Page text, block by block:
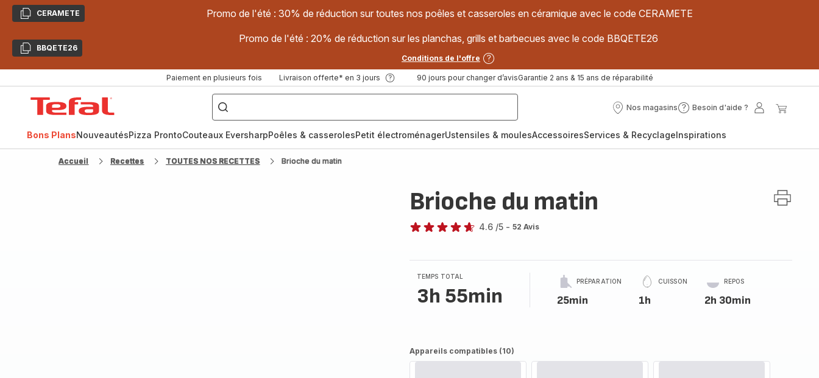
CopierCERAMETE Promo de l'été : 30% de réduction sur toutes nos poêles et casseroles en céramique avec le code CERAMETE
CopierBBQETE26
Promo de l'été : 20% de réduction sur les planchas, grills et barbecues avec le code BBQETE26
Conditions de l'offre
Paiement en plusieurs fois Livraison offerte* en 3 jours 90 jours pour changer d’avisGarantie 2 ans & 15 ans de réparabilité
["Poêles
inox,
Cake
Factory,
Nos magasins
Nos
Besoin d'aide ?
Besoin
?
Mon
Bons PlansNouveautésPizza ProntoCouteaux EversharpPoêles & casserolesPetit électroménagerUstensiles & moulesAccessoiresServices & RecyclageInspirations
Accueil Recettes TOUTES NOS RECETTES Brioche du matin
Brioche du matin
4.6 /5 - 52 Avis
TEMPS TOTAL
3h 55min
PRÉPARATION
25min
CUISSON
1h
REPOS
2h 30min
Appareils compatibles (10)